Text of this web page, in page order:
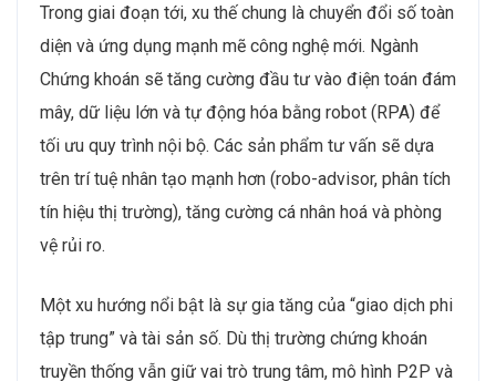
Trong giai đoạn tới, xu thế chung là chuyển đổi số toàn
diện và ứng dụng mạnh mẽ công nghệ mới. Ngành
Chứng khoán sẽ tăng cường đầu tư vào điện toán đám
mây, dữ liệu lớn và tự động hóa bằng robot (RPA) để
tối ưu quy trình nội bộ. Các sản phẩm tư vấn sẽ dựa
trên trí tuệ nhân tạo mạnh hơn (robo-advisor, phân tích
tín hiệu thị trường), tăng cường cá nhân hoá và phòng
vệ rủi ro.
Một xu hướng nổi bật là sự gia tăng của “giao dịch phi
tập trung” và tài sản số. Dù thị trường chứng khoán
truyền thống vẫn giữ vai trò trung tâm, mô hình P2P và